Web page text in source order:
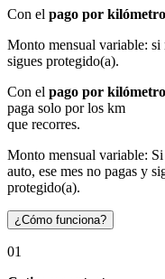
Con el pago por kilómetro
Monto mensual variable: si
sigues protegido(a).
Con el pago por kilómetro
paga solo por los km
que recorres.
Monto mensual variable: Si
auto, ese mes no pagas y
protegido(a).
¿Cómo funciona?
01